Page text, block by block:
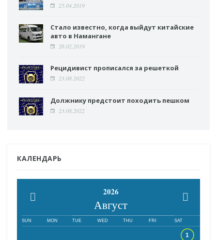
25.04.2019
Стало известно, когда выйдут китайские
авто в Намангане
26.02.2019
Рецидивист прописался за решеткой
23.08.2022
Должнику предстоит походить пешком
23.08.2022
КАЛЕНДАРЬ
2026
Август
SUN MON TUE WED THU FRI SAT
1